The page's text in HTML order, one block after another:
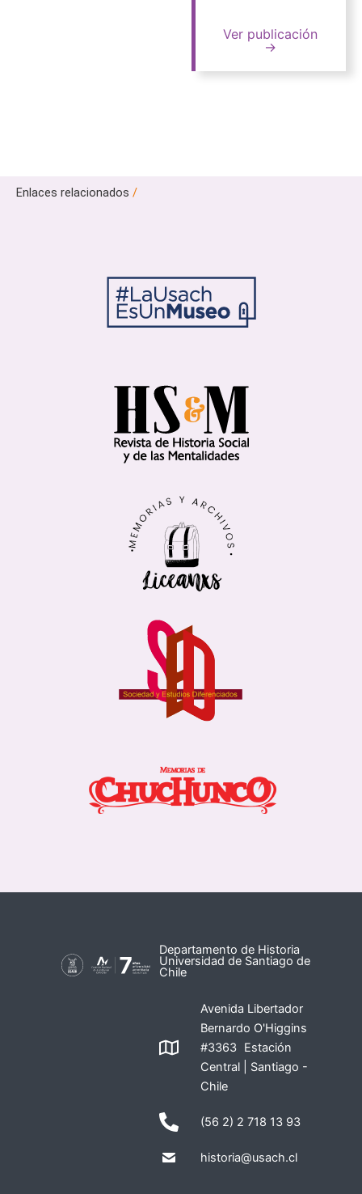
Ver publicación
→
Enlaces relacionados /
Departamento de Historia
Universidad de Santiago de
Chile
Avenida Libertador
Bernardo O'Higgins
#3363 Estación
Central | Santiago -
Chile
(56 2) 2 718 13 93
historia@usach.cl